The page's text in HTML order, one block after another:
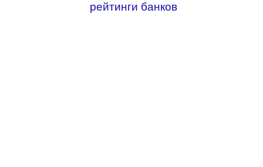
рейтинги банков